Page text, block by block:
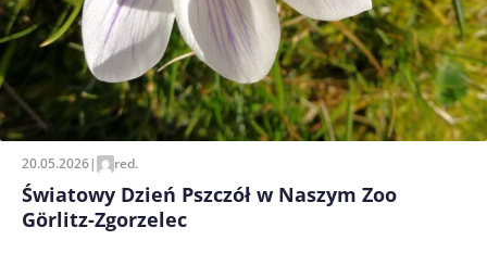
20.05.2026| red.
Światowy Dzień Pszczół w Naszym Zoo
Görlitz-Zgorzelec